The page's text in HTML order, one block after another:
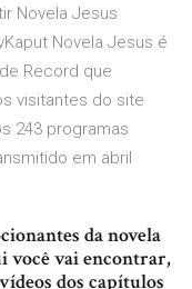
Novela Jesus
Novela Jesus é
Record que
visitantes do site
243 programas
em abril
da novela
você vai encontrar,
dos capítulos